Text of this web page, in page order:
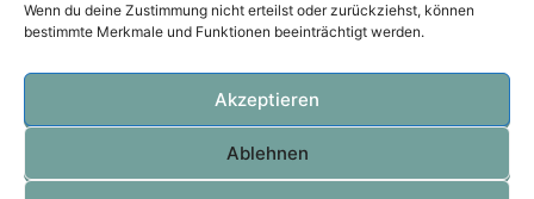
Wenn du deine Zustimmung nicht erteilst oder zurückziehst, können
bestimmte Merkmale und Funktionen beeinträchtigt werden.
Akzeptieren
Ablehnen
Datenschutzerklärung